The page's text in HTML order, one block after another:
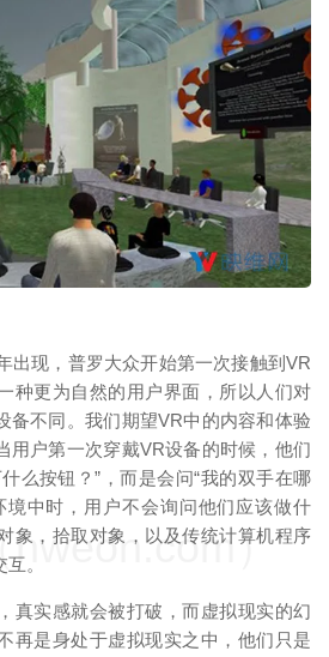
出现，普罗大众开始第一次接触到VR
种更为自然的用户界面，所以人们对
备不同。我们期望VR中的内容和体验
用户第一次穿戴VR设备的时候，他们
么按钮？”，而是会问“我的双手在哪
境中时，用户不会询问他们应该做什
象，拾取对象，以及传统计算机程序
。
真实感就会被打破，而虚拟现实的幻
再是身处于虚拟现实之中，他们只是
nweon.com）
nweon.com）